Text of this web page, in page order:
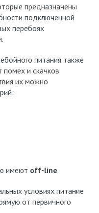
предназначены
подключенной
перебоях
питания также
и скачков
их можно
имеют off-line
условиях питание
от первичного